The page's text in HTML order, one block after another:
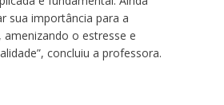
sua importância para a
amenizando o estresse e
concluiu a professora.